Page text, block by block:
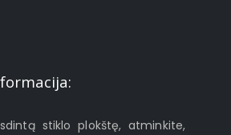
stiklo plokštę, atminkite,